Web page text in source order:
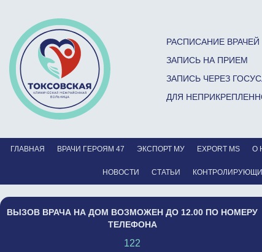
ГЛАВНАЯ ВРАЧИ ГЕРОЯМ 47 ЭКСПОРТ МУ EXPORT MS О
НОВОСТИ СТАТЬИ
РАСПИСАНИЕ ВРАЧЕЙ
ЗАПИСЬ НА ПРИЕМ
ЗАПИСЬ ЧЕРЕЗ
ДЛЯ
ВЫЗОВ ВРАЧА НА ДОМ ВОЗМОЖЕН ДО 12.00 ПО НОМЕРУ
ТЕЛЕФОНА
122